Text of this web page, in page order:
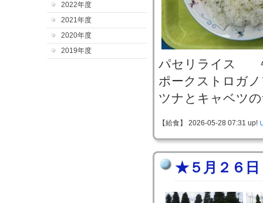
2022年度
2021年度
2020年度
2019年度
パセリライス
ポークストロガ
ツナとキャベツ
【給食】 2026-05-28 07:31 up!
★５月２６日